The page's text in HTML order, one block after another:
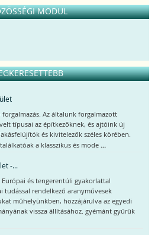
MODUL
Az általunk forgalmazott
típusai az építkezőknek, és ajtóink új
és kivitelezők széles körében.
a klasszikus és mode ...
-...
Európai és tengerentúli gyakorlattal
tudással rendelkező aranyművesek
műhelyünkben, hozzájárulva az egyedi
vissza állításához. gyémánt gyűrűk